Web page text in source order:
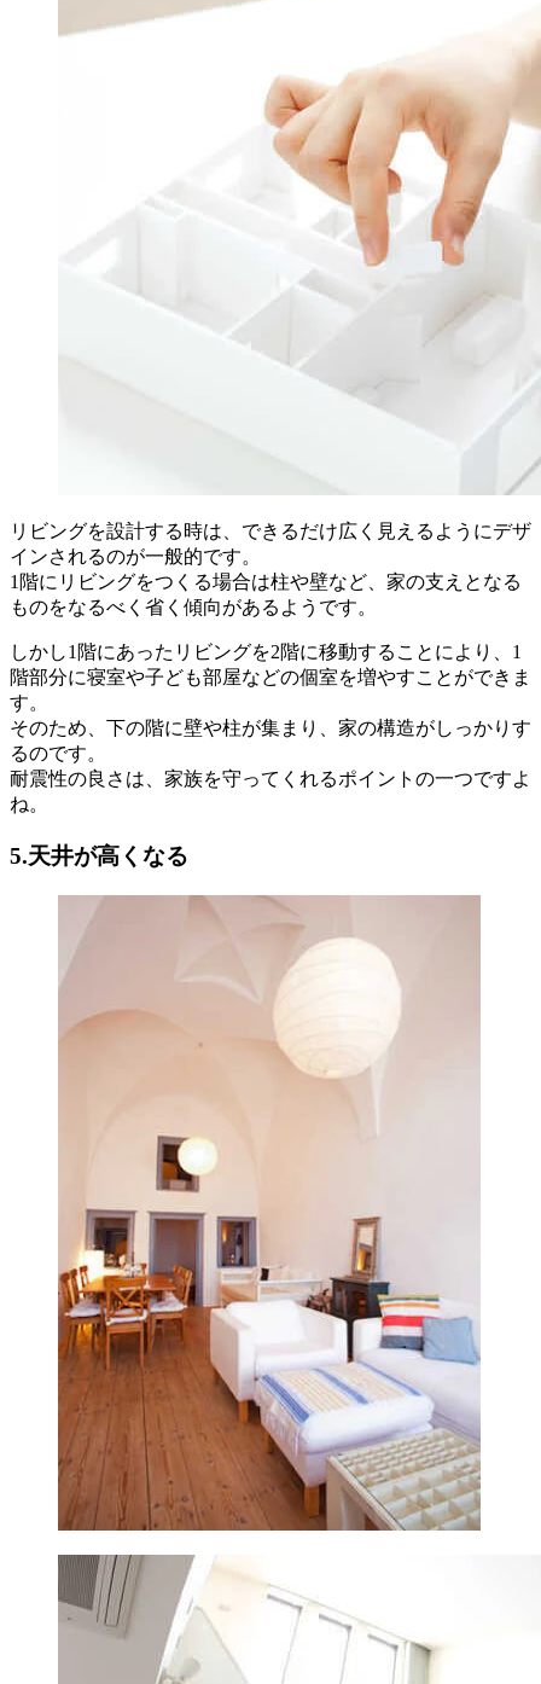
リビングを設計する時は、できるだけ広く見えるようにデザ
インされるのが一般的です。
1階にリビングをつくる場合は柱や壁など、家の支えとなる
ものをなるべく省く傾向があるようです。
しかし1階にあったリビングを2階に移動することにより、1
階部分に寝室や子ども部屋などの個室を増やすことができま
す。
そのため、下の階に壁や柱が集まり、家の構造がしっかりす
るのです。
耐震性の良さは、家族を守ってくれるポイントの一つですよ
ね。
5.天井が高くなる